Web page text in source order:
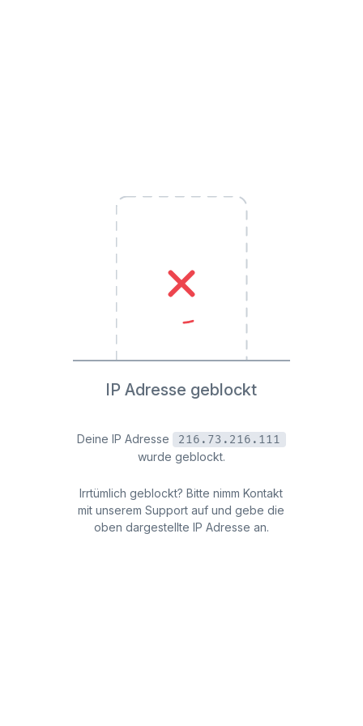
IP Adresse geblockt
Deine IP Adresse
216.73.216.111
wurde geblockt.
Irrtümlich geblockt? Bitte nimm Kontakt
mit unserem Support auf und gebe die
oben dargestellte IP Adresse an.